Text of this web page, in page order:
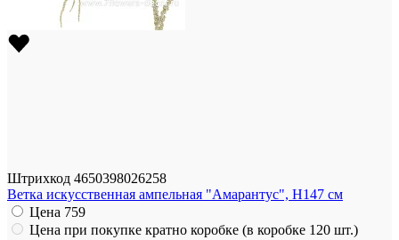
Штрихкод 4650398026258
Ветка искусственная ампельная "Амарантус", H147 см
Цена 759
Цена при покупке кратно коробке (в коробке 120 шт.)